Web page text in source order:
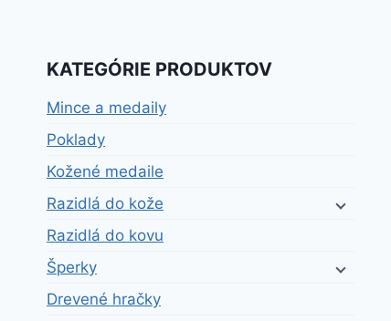
KATEGÓRIE PRODUKTOV
Mince a medaily
Poklady
Kožené medaile
Razidlá do kože
Razidlá do kovu
Šperky
Drevené hračky